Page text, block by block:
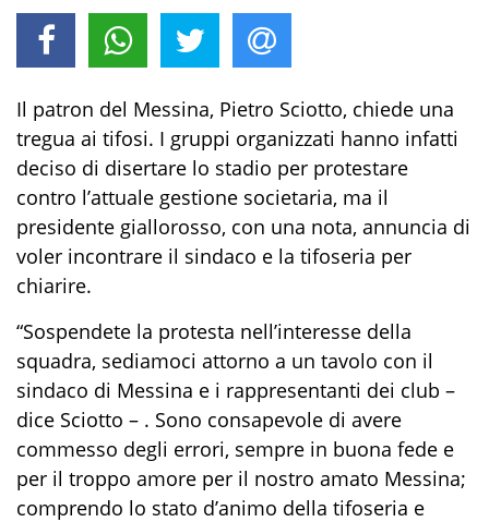
Il patron del Messina, Pietro Sciotto, chiede una
tregua ai tifosi. I gruppi organizzati hanno infatti
deciso di disertare lo stadio per protestare
contro l’attuale gestione societaria, ma il
presidente giallorosso, con una nota, annuncia di
voler incontrare il sindaco e la tifoseria per
chiarire.
“Sospendete la protesta nell’interesse della
squadra, sediamoci attorno a un tavolo con il
sindaco di Messina e i rappresentanti dei club –
dice Sciotto – . Sono consapevole di avere
commesso degli errori, sempre in buona fede e
per il troppo amore per il nostro amato Messina;
comprendo lo stato d’animo della tifoseria e